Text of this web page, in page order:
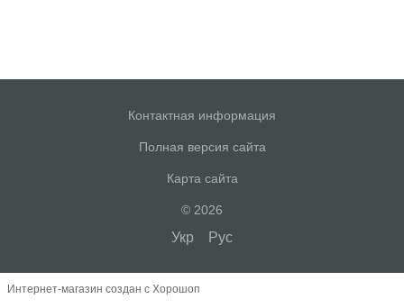
Контактная информация
Полная версия сайта
Карта сайта
© 2026
Укр Рус
Интернет-магазин создан с Хорошоп